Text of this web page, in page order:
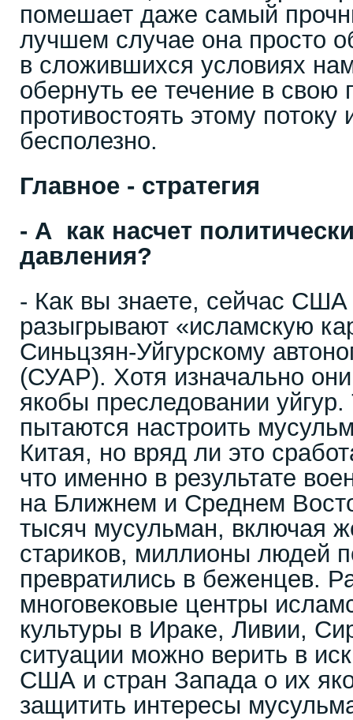
помешает даже самый
лучшем случае она просто
в сложившихся условиях
обернуть ее течение в свою
противостоять этому
бесполезно.
Главное - стратегия
- А как насчет
давления?
- Как вы знаете, сейчас США
разыгрывают «исламскую
Синьцзян-Уйгурскому
(СУАР). Хотя изначально
якобы преследовании
пытаются настроить
Китая, но вряд ли это
что именно в результате
на Ближнем и Среднем
тысяч мусульман, включая
стариков, миллионы людей
превратились в беженцев.
многовековые центры
культуры в Ираке, Ливии,
ситуации можно верить в
США и стран Запада о их
защитить интересы